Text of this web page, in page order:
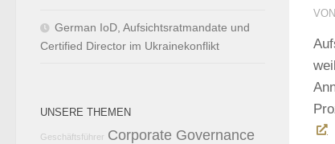
VON
German IoD, Aufsichtsratmandate und
Certified Director im Ukrainekonflikt
UNSERE THEMEN
Geschäftsführer Corporate Governance